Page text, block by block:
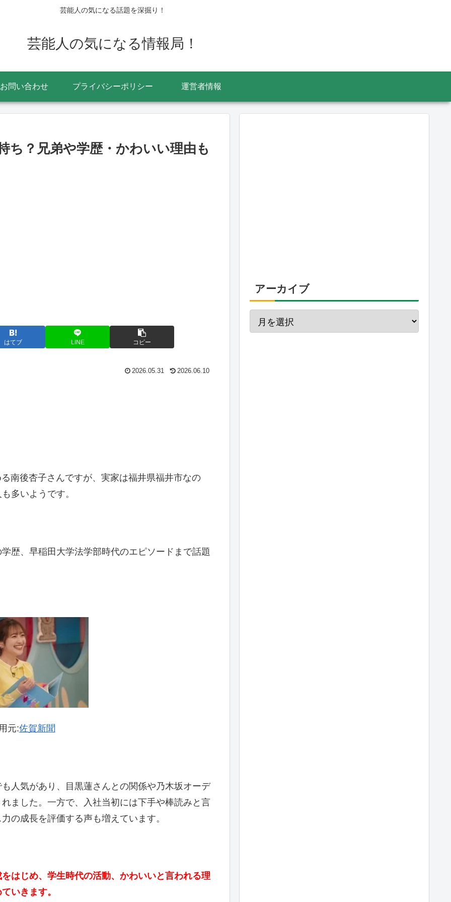
芸能人の気になる話題を深掘り！
芸能人の気になる情報局！
お問い合わせ プライバシーポリシー 運営者情報
ち？兄弟や学歴・かわいい理由も
はてブ LINE コピー
2026.05.31 2026.06.10
南後杏子さんですが、実家は福井県福井市なの
多いようです。
歴、早稲田大学法学部時代のエピソードまで話題
元:佐賀新聞
人気があり、目黒蓮さんとの関係や乃木坂オーデ
ました。一方で、入社当初には下手や棒読みと言
の成長を評価する声も増えています。
はじめ、学生時代の活動、かわいいと言われる理
いきます。
アーカイブ